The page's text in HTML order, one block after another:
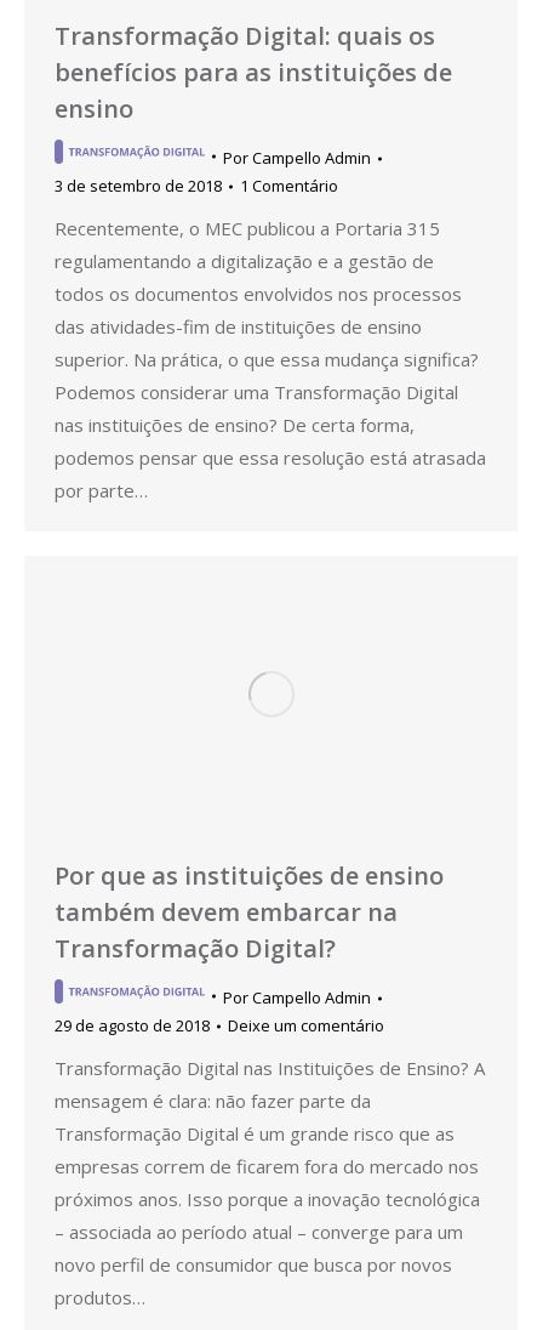
Transformação Digital: quais os
benefícios para as instituições de
ensino
PorCampello Admin
3 de setembro de 2018
1 Comentário
Recentemente, o MEC publicou a Portaria 315
regulamentando a digitalização e a gestão de
todos os documentos envolvidos nos processos
das atividades-fim de instituições de ensino
superior. Na prática, o que essa mudança significa?
Podemos considerar uma Transformação Digital
nas instituições de ensino? De certa forma,
podemos pensar que essa resolução está atrasada
por parte…
Por que as instituições de ensino
também devem embarcar na
Transformação Digital?
PorCampello Admin
29 de agosto de 2018
Deixe um comentário
Transformação Digital nas Instituições de Ensino? A
mensagem é clara: não fazer parte da
Transformação Digital é um grande risco que as
empresas correm de ficarem fora do mercado nos
próximos anos. Isso porque a inovação tecnológica
– associada ao período atual – converge para um
novo perfil de consumidor que busca por novos
produtos…